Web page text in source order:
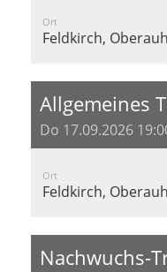
Ort
Feldkirch,
Allgemeines
Do 17.09.2026
Ort
Feldkirch,
Nachwuchs-